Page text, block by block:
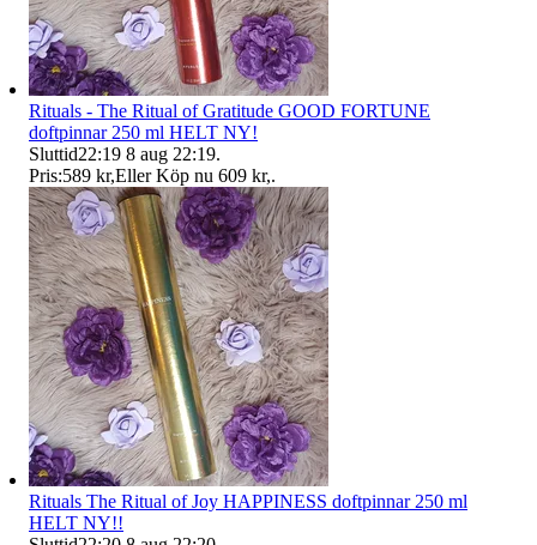
Rituals - The Ritual of Gratitude GOOD FORTUNE
doftpinnar 250 ml HELT NY!
Sluttid22:19 8 aug 22:19.
Pris:589 kr,Eller Köp nu 609 kr,.
Rituals The Ritual of Joy HAPPINESS doftpinnar 250 ml
HELT NY!!